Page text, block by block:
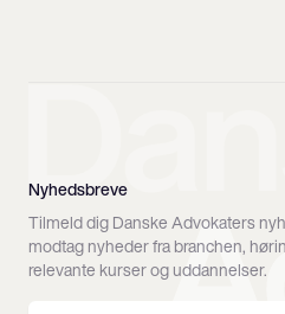
Nyhedsbreve
Tilmeld dig Danske Advokaters
modtag nyheder fra branchen,
relevante kurser og uddannelser.